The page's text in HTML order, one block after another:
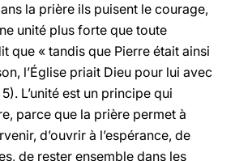
la prière ils puisent le courage,
unité plus forte que toute
que « tandis que Pierre était ainsi
l’Église priait Dieu pour lui avec
L’unité est un principe qui
parce que la prière permet à
d’ouvrir à l’espérance, de
de rester ensemble dans les